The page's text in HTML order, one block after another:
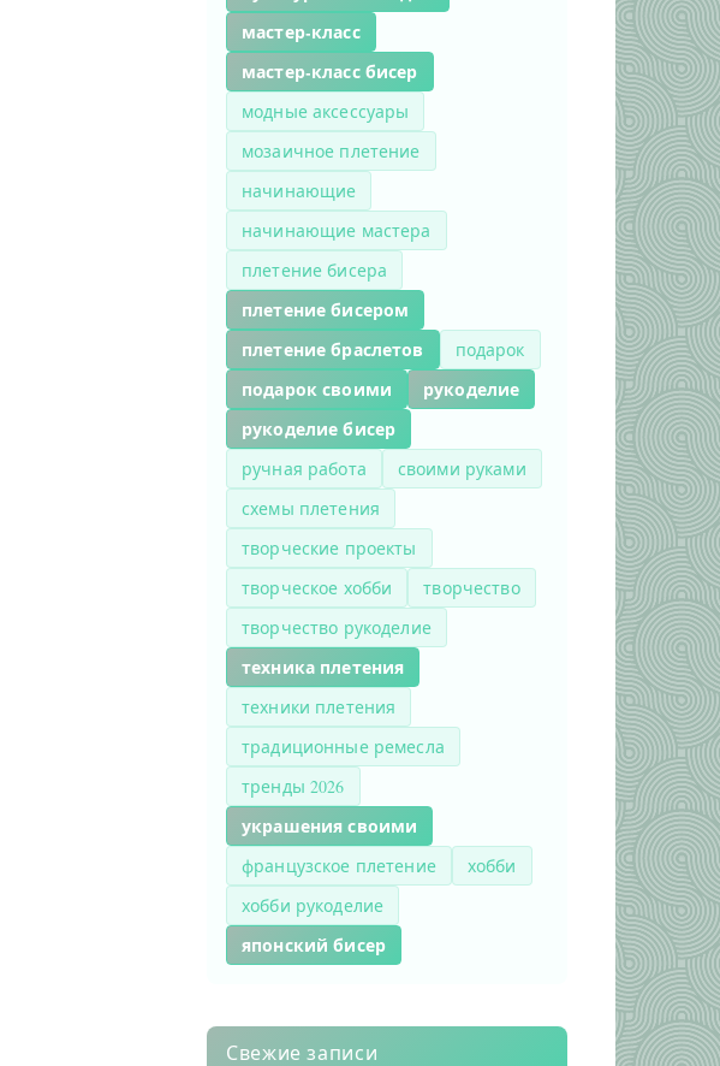
мастер-класс
мастер-класс бисер
модные аксессуары
мозаичное плетение
начинающие
начинающие мастера
плетение бисера
плетение бисером
плетение браслетов
подарок
подарок своими
рукоделие
рукоделие бисер
ручная работа
своими руками
схемы плетения
творческие проекты
творческое хобби
творчество
творчество рукоделие
техника плетения
техники плетения
традиционные ремесла
тренды 2026
украшения своими
французское плетение
хобби
хобби рукоделие
японский бисер
Свежие записи